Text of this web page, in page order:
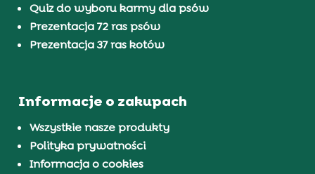
Quiz do wyboru karmy dla psów
Prezentacja 72 ras psów
Prezentacja 37 ras kotów
Informacje o zakupach
Wszystkie nasze produkty
Polityka prywatności
Informacja o cookies